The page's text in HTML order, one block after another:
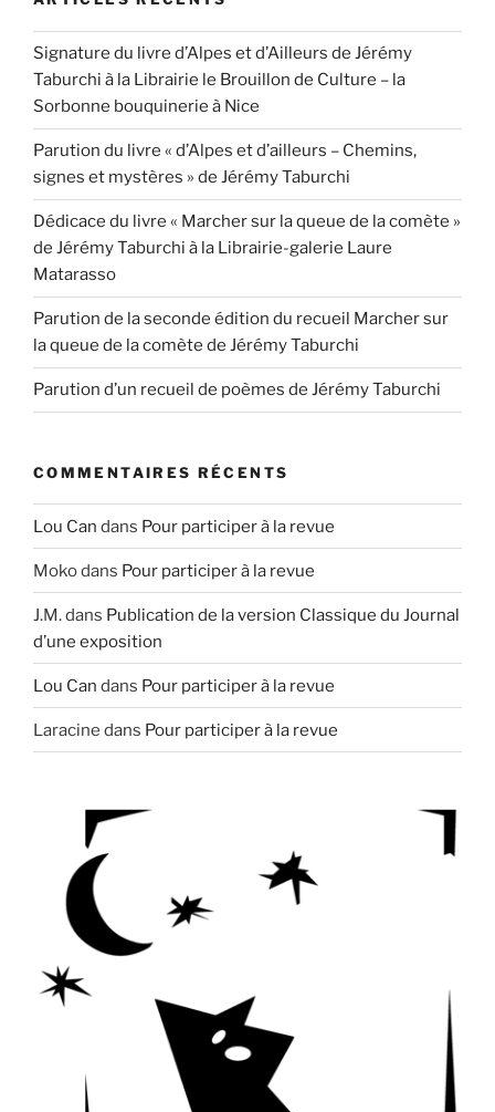
Signature du livre d’Alpes et d’Ailleurs de Jérémy
Taburchi à la Librairie le Brouillon de Culture – la
Sorbonne bouquinerie à Nice
Parution du livre « d’Alpes et d’ailleurs – Chemins,
signes et mystères » de Jérémy Taburchi
Dédicace du livre « Marcher sur la queue de la comète »
de Jérémy Taburchi à la Librairie-galerie Laure
Matarasso
Parution de la seconde édition du recueil Marcher sur
la queue de la comète de Jérémy Taburchi
Parution d’un recueil de poèmes de Jérémy Taburchi
COMMENTAIRES RÉCENTS
Lou Can dans Pour participer à la revue
Mokodans Pour participer à la revue
J.M.dans Publication de la version Classique du Journal
d’une exposition
Lou Can dans Pour participer à la revue
Laracine dans Pour participer à la revue